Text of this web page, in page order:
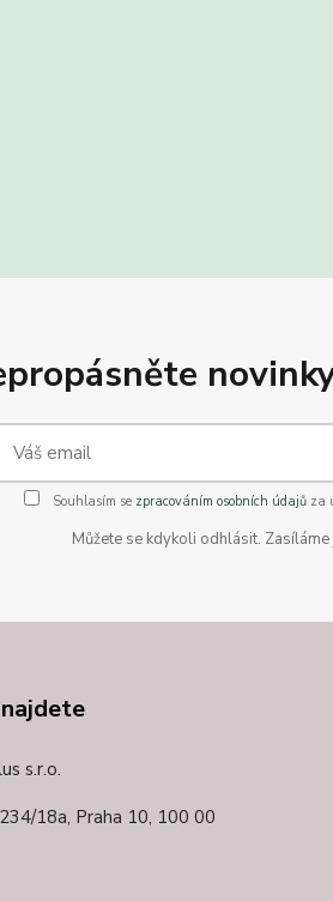
Souhlasím se zpracováním osobních údajůza
Můžete se kdykoli odhlásit.
s.r.o.
18a, Praha 10, 100 00